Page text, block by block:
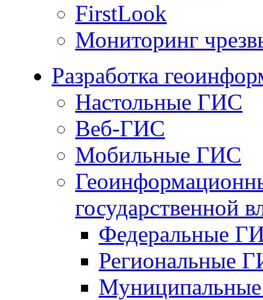
FirstLook
Мониторинг
Разработка
Настольные ГИС
Веб-ГИС
Мобильные ГИС
государственной
Федеральные
Региональные